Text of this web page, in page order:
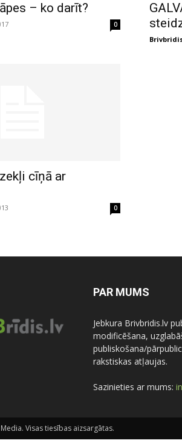
– ko darīt?
0
cīņā ar
0
PAR MUMS
Jebkura Brivbridis.lv
modificēšana,
publiskošana/
rakstiskas atļaujas.
Sazinieties ar mums:
Visas tiesības aizsargātas.